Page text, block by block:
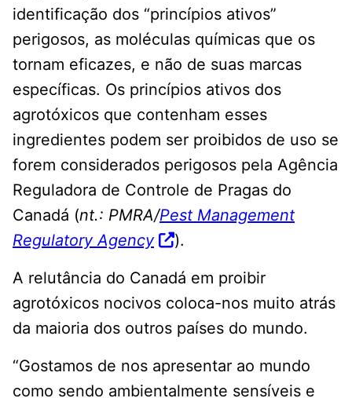
identificação dos “princípios ativos”
perigosos, as moléculas químicas que os
tornam eficazes, e não de suas marcas
específicas. Os princípios ativos dos
agrotóxicos que contenham esses
ingredientes podem ser proibidos de uso se
forem considerados perigosos pela Agência
Reguladora de Controle de Pragas do
Canadá (nt.: PMRA/Pest Management
Regulatory Agency
).
A relutância do Canadá em proibir
agrotóxicos nocivos coloca-nos muito atrás
da maioria dos outros países do mundo.
“Gostamos de nos apresentar ao mundo
como sendo ambientalmente sensíveis e